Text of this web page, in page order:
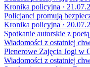
Kronika policyjna ·
Policjanci promują
Kronika policyjna ·
Spotkanie autorskie z
Wiadomości z ostatniej
Plenerowe Zajęcia Jogi w
Wiadomości z ostatniej